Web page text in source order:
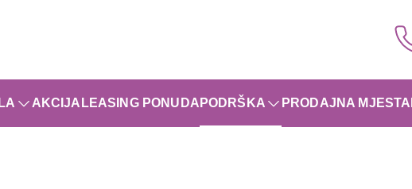
AKCIJA LEASING PONUDA PODRŠKA PRODAJNA MJESTA